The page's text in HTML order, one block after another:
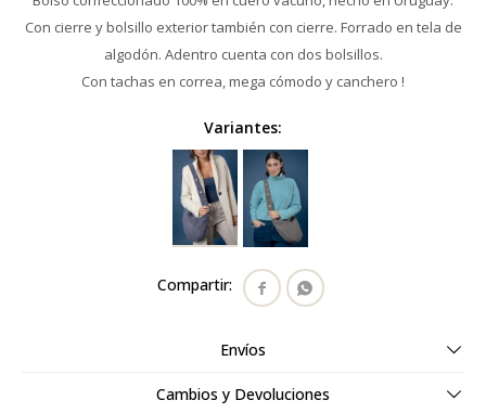
Con cierre y bolsillo exterior también con cierre. Forrado en tela de
algodón. Adentro cuenta con dos bolsillos.
Con tachas en correa, mega cómodo y canchero !
Variantes:
 
Envíos
Cambios y Devoluciones